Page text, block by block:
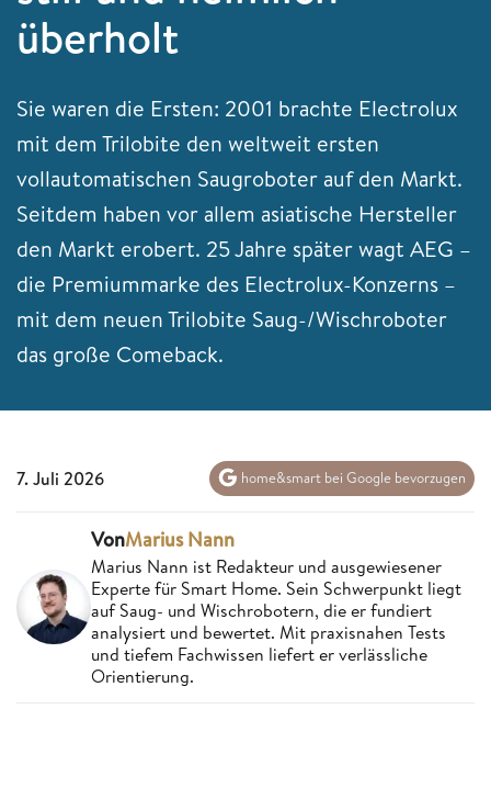
überholt
Sie waren die Ersten: 2001 brachte Electrolux
mit dem Trilobite den weltweit ersten
vollautomatischen Saugroboter auf den Markt.
Seitdem haben vor allem asiatische Hersteller
den Markt erobert. 25 Jahre später wagt AEG –
die Premiummarke des Electrolux-Konzerns –
mit dem neuen Trilobite Saug-/Wischroboter
das große Comeback.
7. Juli 2026 home&smart bei Google bevorzugen
VonMarius Nann
Marius Nann ist Redakteur und ausgewiesener
Experte für Smart Home. Sein Schwerpunkt liegt
auf Saug- und Wischrobotern, die er fundiert
analysiert und bewertet. Mit praxisnahen Tests
und tiefem Fachwissen liefert er verlässliche
Orientierung.